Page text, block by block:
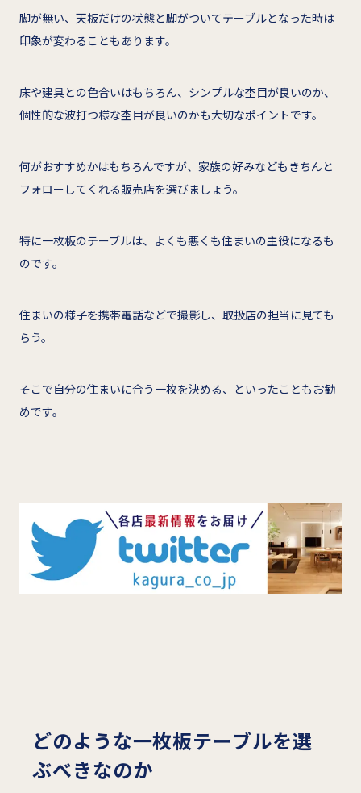
脚が無い、天板だけの状態と脚がついてテーブルとなった時は
印象が変わることもあります。
床や建具との色合いはもちろん、シンプルな杢目が良いのか、
個性的な波打つ様な杢目が良いのかも大切なポイントです。
何がおすすめかはもちろんですが、家族の好みなどもきちんと
フォローしてくれる販売店を選びましょう。
特に一枚板のテーブルは、よくも悪くも住まいの主役になるも
のです。
住まいの様子を携帯電話などで撮影し、取扱店の担当に見ても
らう。
そこで自分の住まいに合う一枚を決める、といったこともお勧
めです。
どのような一枚板テーブルを選
ぶべきなのか